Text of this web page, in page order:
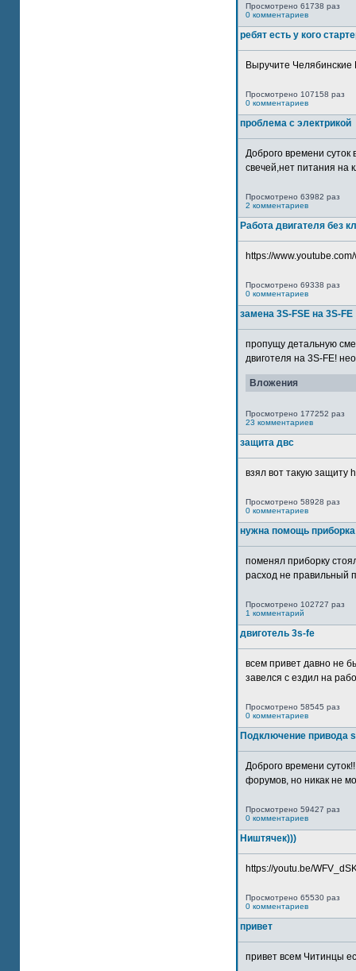
Просмотрено 61738 раз
0 комментариев
ребят есть у кого
Выручите
Просмотрено 107158 раз
0 комментариев
проблема с электрикой
Доброго времени суток
свечей,нет питания на
Просмотрено 63982 раз
2 комментариев
Работа двигателя без
https://
Просмотрено 69338 раз
0 комментариев
замена 3S-FSE на 3S-FE
пропущу детальную
двиготеля на 3S-FE!
Вложения
Просмотрено 177252 раз
23 комментариев
защита двс
взял вот такую защиту
Просмотрено 58928 раз
0 комментариев
нужна помощь
поменял приборку
расход не правильный
Просмотрено 102727 раз
1 комментарий
двиготель 3s-fe
всем привет давно не
завелся с ездил на
Просмотрено 58545 раз
0 комментариев
Подключение привода
Доброго времени
форумов, но никак не
Просмотрено 59427 раз
0 комментариев
Ништячек)))
https://youtu.be/
Просмотрено 65530 раз
0 комментариев
привет
привет всем Читинцы